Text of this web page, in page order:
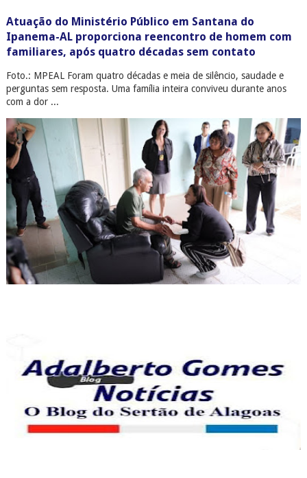
Atuação do Ministério Público em Santana do
Ipanema-AL proporciona reencontro de homem com
familiares, após quatro décadas sem contato
Foto.: MPEAL Foram quatro décadas e meia de silêncio, saudade e
perguntas sem resposta. Uma família inteira conviveu durante anos
com a dor ...